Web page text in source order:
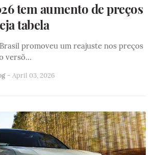
tem aumento de preços
tabela
promoveu um reajuste nos preços
versõ…
- April 03, 2026